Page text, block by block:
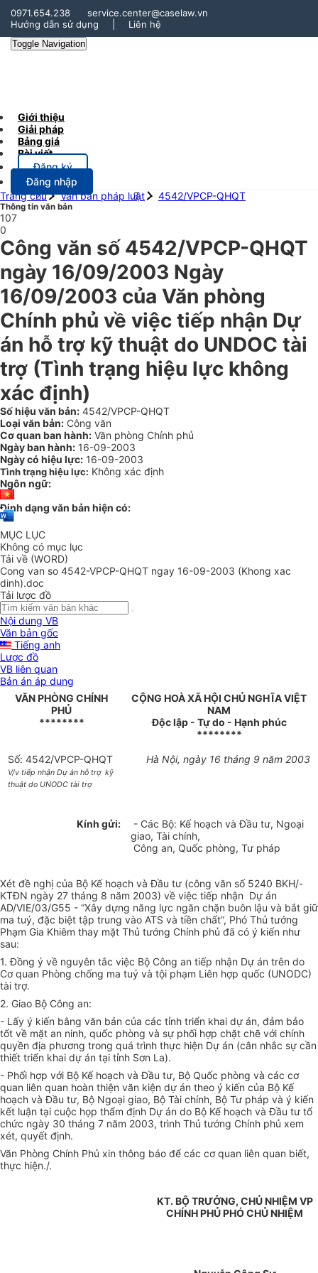
0971.654.238
service.center@caselaw.vn
Hướng dẫn sử dụng
Liên hệ
Toggle Navigation
Giới thiệu
Giải pháp
Bảng giá
Bài viết
Đăng ký
Đăng nhập
Trang chủ
Văn bản pháp luật 4542/VPCP-QHQT
Thông tin văn bản
107
0
Công văn số 4542/VPCP-QHQT
ngày 16/09/2003 Ngày
16/09/2003 của Văn phòng
Chính phủ về việc tiếp nhận Dự
án hỗ trợ kỹ thuật do UNDOC tài
trợ (Tình trạng hiệu lực không
xác định)
Số hiệu văn bản: 4542/VPCP-QHQT
Loại văn bản: Công văn
Cơ quan ban hành: Văn phòng Chính phủ
Ngày ban hành: 16-09-2003
Ngày có hiệu lực: 16-09-2003
Tình trạng hiệu lực: Không xác định
Ngôn ngữ:
Định dạng văn bản hiện có:
MỤC LỤC
Không có mục lục
Tải về (WORD)
Cong van so 4542-VPCP-QHQT ngay 16-09-2003 (Khong xac
dinh).doc
Tải lược đồ
Nội dung VB
Văn bản gốc
Tiếng anh
Lược đồ
VB liên quan
Bản án áp dụng
VĂN PHÒNG CHÍNH
PHỦ
********
CỘNG HOÀ XÃ HỘI CHỦ NGHĨA VIỆT
NAM
Độc lập - Tự do - Hạnh phúc
********
Số: 4542/VPCP-QHQT
V/v tiếp nhận Dự án hỗ trợ kỹ
thuật do UNODC tài trợ
Hà Nội, ngày 16 tháng 9 năm 2003
Kính gửi:
- Các Bộ: Kế hoạch và Đầu tư, Ngoại
giao, Tài chính,
Công an, Quốc phòng, Tư pháp
Xét đề nghị của Bộ Kế hoạch và Đầu tư (công văn số 5240 BKH/-
KTĐN ngày 27 tháng 8 năm 2003) về việc tiếp nhận Dự án
AD/VIE/03/G55 - “Xây dựng năng lực ngăn chặn buôn lậu và bắt giữ
ma tuý, đặc biệt tập trung vào ATS và tiền chất”, Phó Thủ tướng
Phạm Gia Khiêm thay mặt Thủ tướng Chính phủ đã có ý kiến như
sau:
1. Đồng ý về nguyên tắc việc Bộ Công an tiếp nhận Dự án trên do
Cơ quan Phòng chống ma tuý và tội phạm Liên hợp quốc (UNODC)
tài trợ.
2. Giao Bộ Công an:
- Lấy ý kiến bằng văn bản của các tỉnh triển khai dự án, đảm bảo
tốt về mặt an ninh, quốc phòng và sự phối hợp chặt chẽ với chính
quyền địa phương trong quá trình thực hiện Dự án (cân nhắc sự cần
thiết triển khai dự án tại tỉnh Sơn La).
- Phối hợp với Bộ Kế hoạch và Đầu tư, Bộ Quốc phòng và các cơ
quan liên quan hoàn thiện văn kiện dự án theo ý kiến của Bộ Kế
hoạch và Đầu tư, Bộ Ngoại giao, Bộ Tài chính, Bộ Tư pháp và ý kiến
kết luận tại cuộc họp thẩm định Dự án do Bộ Kế hoạch và Đầu tư tổ
chức ngày 30 tháng 7 năm 2003, trình Thủ tướng Chính phủ xem
xét, quyết định.
Văn Phòng Chính Phủ xin thông báo để các cơ quan liên quan biết,
thực hiện./.
KT. BỘ TRƯỞNG, CHỦ NHIỆM VP
CHÍNH PHỦ PHÓ CHỦ NHIỆM